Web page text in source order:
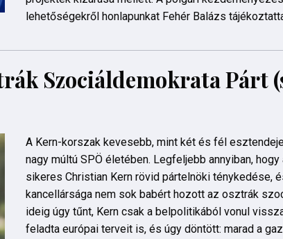
lehetőségekről honlapunkat Fehér Balázs
Szociáldemokrata Párt
A Kern-korszak kevesebb, mint két és fél
nagy múltú SPÖ életében. Legfeljebb annyiban,
sikeres Christian Kern rövid pártelnöki ténykedése,
kancellársága nem sok babért hozott az osztrák
ideig úgy tűnt, Kern csak a belpolitikából vonul
feladta európai terveit is, és úgy döntött: marad a